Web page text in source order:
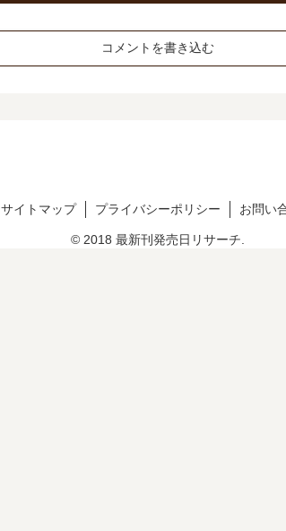
コメントを書き込む
サイトマップ プライバシーポリシー お問い
© 2018 最新刊発売日リサーチ.